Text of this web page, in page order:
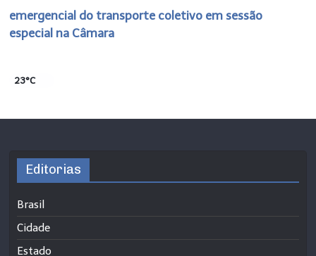
emergencial do transporte coletivo em sessão
especial na Câmara
23°C
Editorias
Brasil
Cidade
Estado